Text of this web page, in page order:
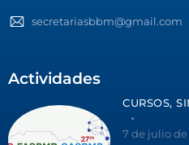
secretariasbbm@gmail.com
Actividades
CURSOS,
7 de julio de